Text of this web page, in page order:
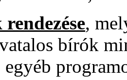
,
bírók